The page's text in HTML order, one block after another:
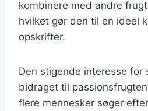
kombinere med andre
hvilket gør den til en ideel
opskrifter.
Den stigende interesse for
bidraget til
flere mennesker søger